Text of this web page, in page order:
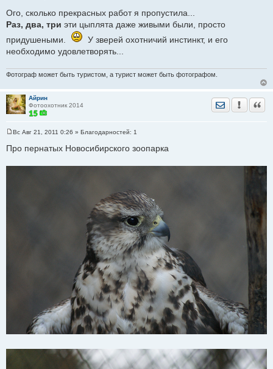
о
б
е
и
Ого, сколько прекрасных работ я пропустила...
Раз, два, три эти цыплята даже живыми были, просто
придушеными.
У зверей охотничий инстинкт, и его
необходимо удовлетворять...
Фотограф может быть туристом, а турист может быть фотографом.
Айрин
Фотоохотник 2014
Отправить
о
щ
Вс Авг 21, 2011 0:26 » Благодарностей: 1
Про пернатых Новосибирского зоопарка